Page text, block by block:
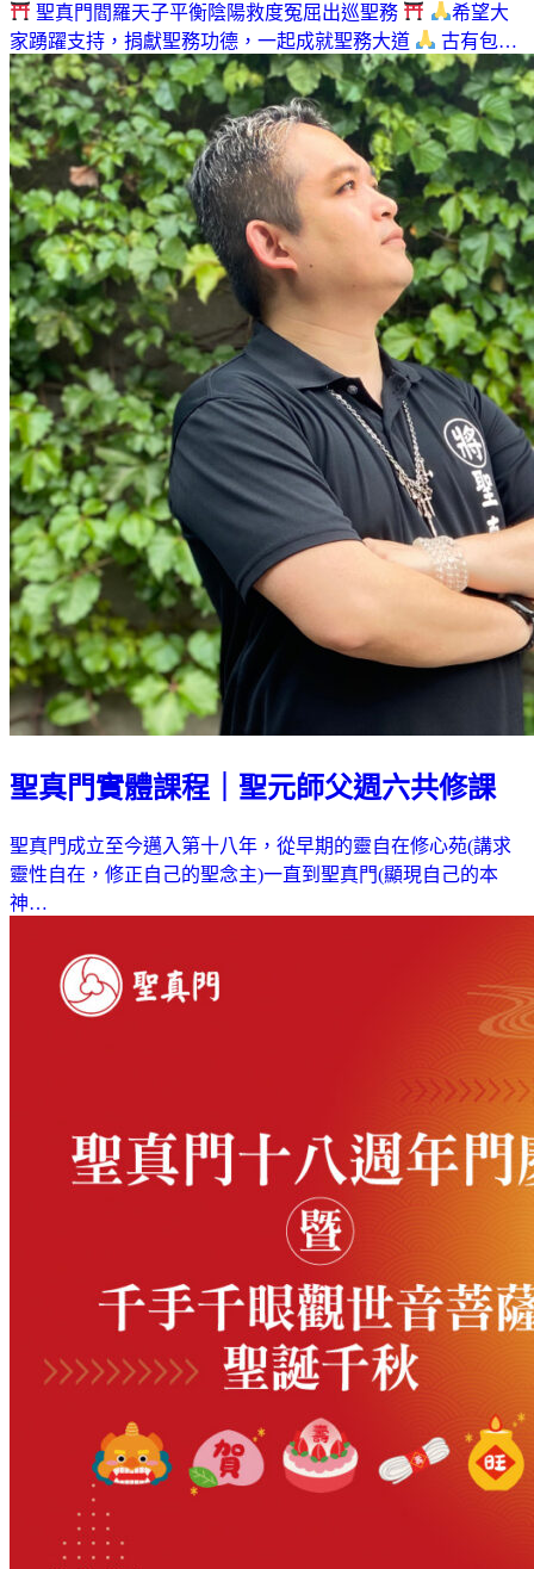
聖真門閻羅天子平衡陰陽救度冤屈出巡聖務
希望大
家踴躍支持，捐獻聖務功德，一起成就聖務大道
古有包…
聖真門實體課程｜聖元師父週六共修課
聖真門成立至今邁入第十八年，從早期的靈自在修心苑(講求
靈性自在，修正自己的聖念主)一直到聖真門(顯現自己的本
神…